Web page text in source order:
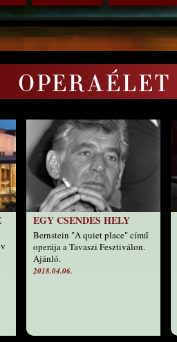
EGY CSENDES HELY
Bernstein "A quiet place" című
operája a Tavaszi Fesztiválon.
Ajánló.
2018.04.06.